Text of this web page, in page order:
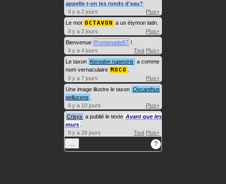
appelle t-on les ronds d'eau?
Il y a 2 jours
Plus+
Le mot OCTAVON a un étymon latin.
Il y a 2 jours
Plus+
Bienvenue Promenade87 !
Il y a 4 jours
Tout Plus+
Le taxon Kerodon rupestris a comme
nom vernaculaire MOCO
Il y a 7 jours
Plus+
Une image illustre le taxon Oecanthus
pellucens
Il y a 10 jours
Plus+
Crisyx a publié le texte Avant que les
murs
Il y a 28 jours
Tout Plus+
… ?